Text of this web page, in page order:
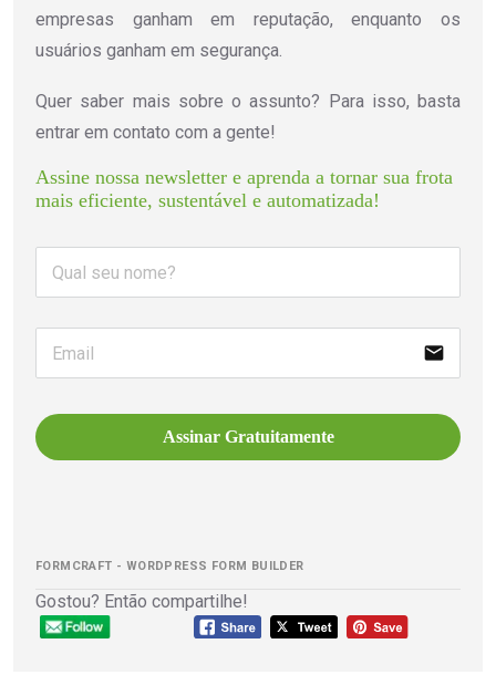
empresas ganham em reputação, enquanto os
usuários ganham em segurança.
Quer saber mais sobre o assunto? Para isso, basta
entrar em contato com a gente!
Assine nossa newsletter e aprenda a tornar sua frota
mais eficiente, sustentável e automatizada!
email
Assinar Gratuitamente
FORMCRAFT - WORDPRESS FORM BUILDER
Gostou? Então compartilhe!